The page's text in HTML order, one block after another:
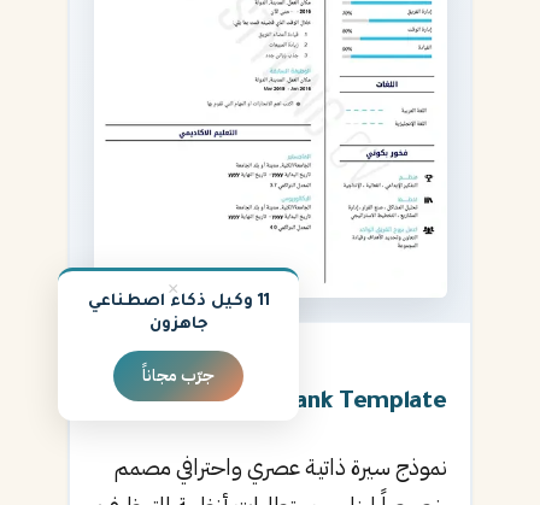
Blank Template
4.9
نموذج سيرة ذاتية عصري واحترافي مصمم
×
11 وكيل ذكاء اصطناعي
جاهزون
جرّب مجاناً